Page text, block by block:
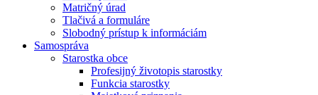
Matričný úrad
Tlačivá a formuláre
Slobodný prístup k informáciám
Samospráva
Starostka obce
Profesijný životopis starostky
Funkcia starostky